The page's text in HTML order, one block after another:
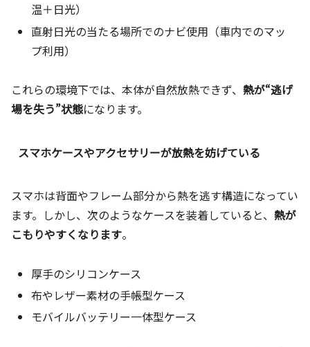
温＋日光）
直射日光の当たる場所でのナビ使用（車内でのマッ
プ利用）
これらの環境下では、本体が自然放熱できず、 熱が“逃げ
場を失う”状態になります。
スマホケースやアクセサリーが放熱を妨げている
スマホは背面やフレーム部分から熱を逃す構造になってい
ます。しかし、次のようなケースを装着していると、 熱が
こもりやすくなります。
厚手のシリコンケース
布やレザー素材の手帳型ケース
モバイルバッテリー一体型ケース